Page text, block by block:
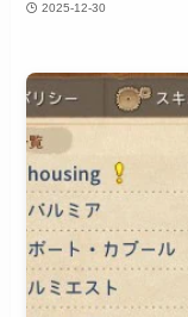
2025-12-30